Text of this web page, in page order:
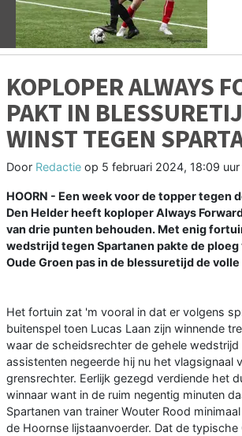
KOPLOPER ALWAYS
PAKT IN
WINST TEGEN
Door Redactie op 5 februari 2024, 18:09 uur
HOORN - Een week voor de topper tegen
Den Helder heeft koploper Always
van drie punten behouden. Met enig
wedstrijd tegen Spartanen pakte de ploeg
Oude Groen pas in de blessuretijd de
Het fortuin zat 'm vooral in dat er volgens
buitenspel toen Lucas Laan zijn winnende
waar de scheidsrechter de gehele wedstrijd
assistenten negeerde hij nu het vlagsignaal
grensrechter. Eerlijk gezegd verdiende het
winnaar want in de ruim negentig minuten
Spartanen van trainer Wouter Rood
de Hoornse lijstaanvoerder. Dat de